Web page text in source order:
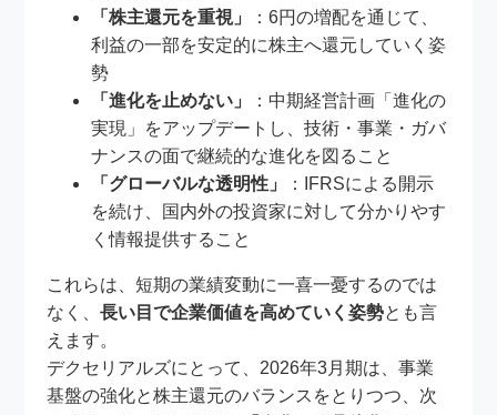
「株主還元を重視」
：6円の増配を通じて、
利益の一部を安定的に株主へ還元していく姿
勢
「進化を止めない」
：中期経営計画「進化の
実現」をアップデートし、技術・事業・ガバ
ナンスの面で継続的な進化を図ること
「グローバルな透明性」
：IFRSによる開示
を続け、国内外の投資家に対して分かりやす
く情報提供すること
これらは、短期の業績変動に一喜一憂するのでは
なく、長い目で企業価値を高めていく姿勢とも言
えます。
デクセリアルズにとって、2026年3月期は、事業
基盤の強化と株主還元のバランスをとりつつ、次